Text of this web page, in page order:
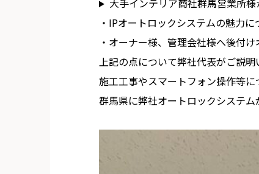
大手インテリア商社群馬営業所
・IPオートロックシステムの魅力に
・オーナー様、管理会社様へ後付
上記の点について弊社代表がご説明
施工工事やスマートフォン操作等
群馬県に弊社オートロックシステ